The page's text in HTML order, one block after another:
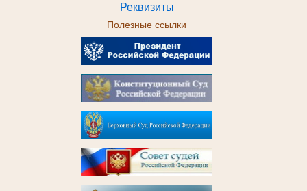
Реквизиты
Полезные ссылки